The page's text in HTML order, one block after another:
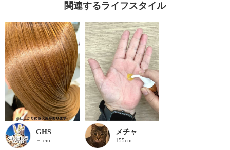
関連するライフスタイル
GHS
－ cm
メチャ
155cm